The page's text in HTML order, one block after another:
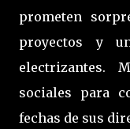
prometen
proyectos y
electrizantes.
sociales para
fechas de sus